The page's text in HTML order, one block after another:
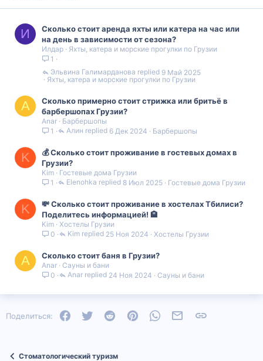
И
Сколько стоит аренда яхты или катера на час или
на день в зависимости от сезона?
Илдар
Яхты, катера и морские прогулки по Грузии
1
Яхты, катера и морские прогулки по Грузии
9 Май 2025
Эльвина Галимарданова
A
Сколько примерно стоит стрижка или бритьё в
барбершопах Грузии?
Anar
Барбершопы
1
Барбершопы
6 Дек 2024
Алин
K
💰 Сколько стоит проживание в гостевых домах в
Грузии?
Kim
Гостевые дома Грузии
1
Гостевые дома Грузии
8 Июл 2025
Elenohka
K
💸 Сколько стоит проживание в хостелах Тбилиси?
Поделитесь информацией! 🏨
Kim Хостелы Грузии
0
Хостелы Грузии
25 Ноя 2024
Kim
A Сколько стоит баня в Грузии?
Anar Сауны и бани
0
Сауны и бани
24 Ноя 2024
Anar
Поделиться: FacebookTwitter Reddit PinterestWhatsAppЭлектронная почта
Стоматологический туризм